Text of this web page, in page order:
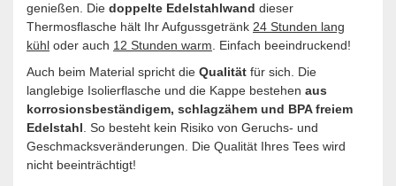
genießen. Die doppelte Edelstahlwand dieser
Thermosflasche hält Ihr Aufgussgetränk 24 Stunden lang
kühl oder auch 12 Stunden warm . Einfach beeindruckend!
Auch beim Material spricht die Qualität für sich. Die
langlebige Isolierflasche und die Kappe bestehen aus
korrosionsbeständigem, schlagzähem und BPA freiem
Edelstahl . So besteht kein Risiko von Geruchs- und
Geschmacksveränderungen. Die Qualität Ihres Tees wird
nicht beeinträchtigt!